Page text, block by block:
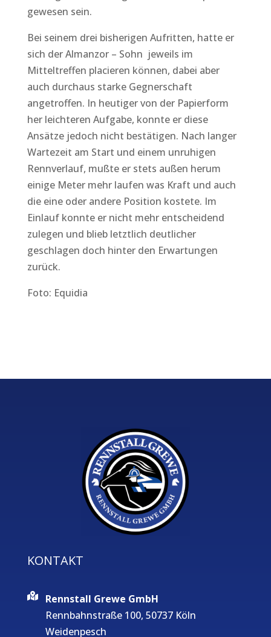
gewesen sein.
Bei seinem drei bisherigen Aufritten, hatte er
sich der Almanzor – Sohn jeweils im
Mitteltreffen placieren können, dabei aber
auch durchaus starke Gegnerschaft
angetroffen. In heutiger von der Papierform
her leichteren Aufgabe, konnte er diese
Ansätze jedoch nicht bestätigen. Nach langer
Wartezeit am Start und einem unruhigen
Rennverlauf, mußte er stets außen herum
einige Meter mehr laufen was Kraft und auch
die eine oder andere Position kostete. Im
Einlauf konnte er nicht mehr entscheidend
zulegen und blieb letztlich deutlicher
geschlagen doch hinter den Erwartungen
zurück.
Foto: Equidia
KONTAKT
Rennstall Grewe GmbH
Rennbahnstraße 100, 50737 Köln
Weidenpesch